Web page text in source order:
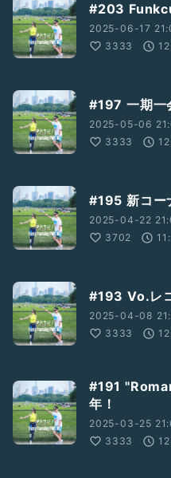
#203
2025-06-17
3333
#197 一期一
2025-05-06
3333
#195 新コー
2025-04-22
3702
#193 Vo.レ
2025-04-08
3333
#191
年！
2025-03-25
3333